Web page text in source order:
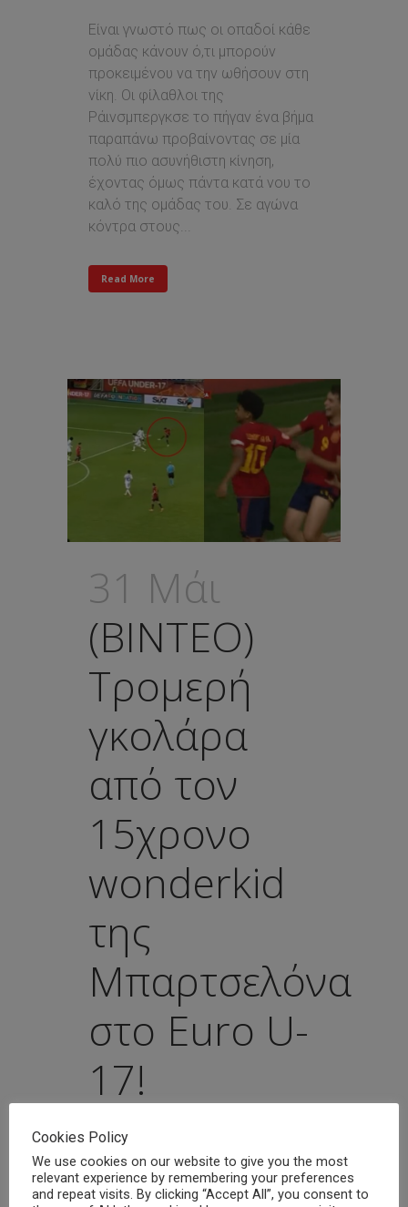
Είναι γνωστό πως οι οπαδοί κάθε
ομάδας κάνουν ό,τι μπορούν
προκειμένου να την ωθήσουν στη
νίκη. Οι φίλαθλοι της
Ράινσμπεργκσε το πήγαν ένα βήμα
παραπάνω προβαίνοντας σε μία
πολύ πιο ασυνήθιστη κίνηση,
έχοντας όμως πάντα κατά νου το
καλό της ομάδας του. Σε αγώνα
κόντρα στους...
Read More
31 Μάι
(ΒΙΝΤΕΟ)
Τρομερή
γκολάρα
από τον
15χρονο
wonderkid
της
Μπαρτσελόνα
στο Euro U-
17!
Απίστευτο γκολ από τον Λαμίν
Γιαμάλ, wonderkid της
Μπαρτσελόνα, που σκόραρε
Cookies Policy
We use cookies on our website to give you the most
relevant experience by remembering your preferences
and repeat visits. By clicking “Accept All”, you consent to